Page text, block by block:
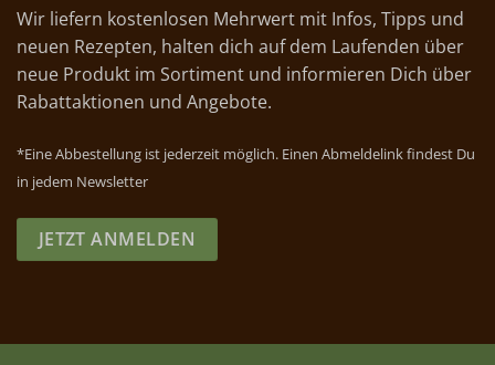
Wir liefern kostenlosen Mehrwert mit Infos, Tipps und
neuen Rezepten, halten dich auf dem Laufenden über
neue Produkt im Sortiment und informieren Dich über
Rabattaktionen und Angebote.
*Eine Abbestellung ist jederzeit möglich. Einen Abmeldelink findest Du
in jedem Newsletter
JETZT ANMELDEN